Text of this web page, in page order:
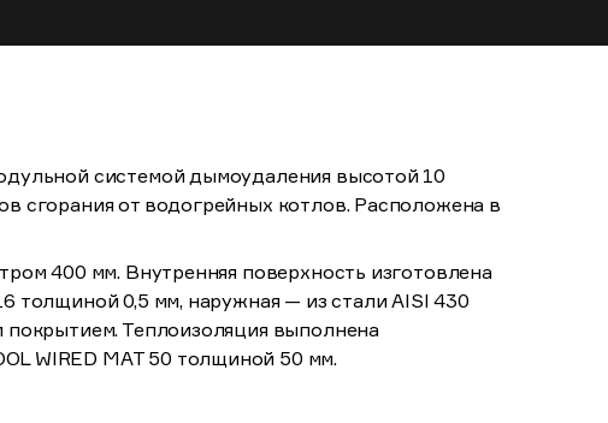
системой дымоудаления высотой 10
сгорания от водогрейных котлов. Расположена в
400 мм. Внутренняя поверхность изготовлена
толщиной 0,5 мм, наружная — из стали AISI 430
Теплоизоляция выполнена
WIRED MAT 50 толщиной 50 мм.